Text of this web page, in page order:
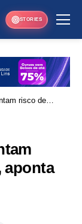
STORIES
risco de
aponta